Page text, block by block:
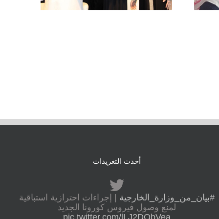
أحدث التغريدات
#بيان_من_وزارة_الخارجية | إجراءات احترازية استباقية
لمنع وصول فيروس كورونا الجديد
pic.twitter.com/lLJ2DObVea